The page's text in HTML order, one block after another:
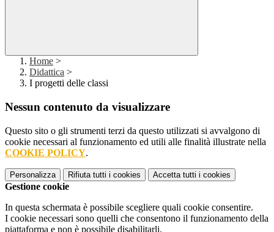
Home >
Didattica >
I progetti delle classi
Nessun contenuto da visualizzare
Questo sito o gli strumenti terzi da questo utilizzati si avvalgono di
cookie necessari al funzionamento ed utili alle finalità illustrate nella
COOKIE POLICY.
Personalizza Rifiuta tutti i cookies Accetta tutti i cookies
Gestione cookie
In questa schermata è possibile scegliere quali cookie consentire.
I cookie necessari sono quelli che consentono il funzionamento della
piattaforma e non è possibile disabilitarli.